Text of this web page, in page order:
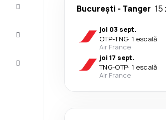
București - Tanger 15
joi 03 sept.
OTP-TNG· 1 escală
Air France
joi 17 sept.
TNG-OTP· 1 escală
Air France